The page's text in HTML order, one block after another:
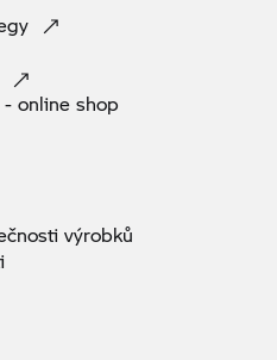
- onlineshop
výrobků